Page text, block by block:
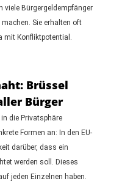
viele Bürgergeldempfänger
Sie erhalten oft
mit Konfliktpotential.
Brüssel
Bürger
die Privatsphäre
Formen an: In den EU-
darüber, dass ein
werden soll. Dieses
jeden Einzelnen haben.